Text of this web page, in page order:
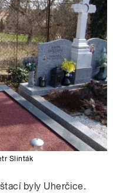
Slinták
byly Uherčice.